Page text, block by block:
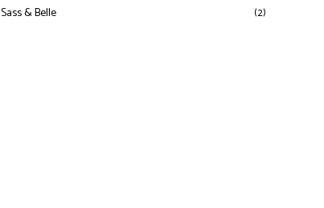
Sass & Belle (2)